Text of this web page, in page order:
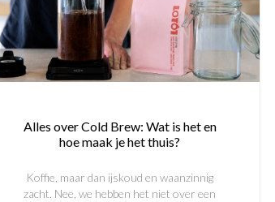
Alles over Cold Brew: Wat is het en
hoe maak je het thuis?
Koffie, maar dan ijskoud en waanzinnig
zacht. Nee, we hebben het niet over een